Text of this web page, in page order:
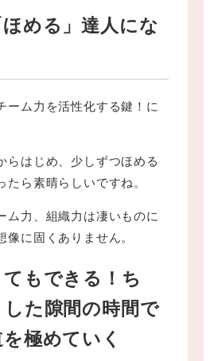
める」達人にな
ーム力を活性化する鍵！に
らはじめ、少しずつほめる
ら素晴らしいですね。
ム力、組織力は凄いものに
に固くありません。
もできる！ち
した隙間の時間で
極めていく